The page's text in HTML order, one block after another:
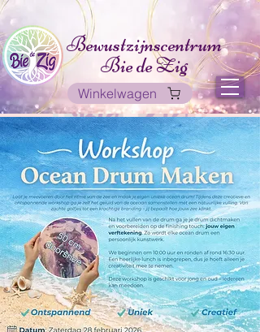
Bewustzijnscentrum
Bie de Zig
Winkelwagen